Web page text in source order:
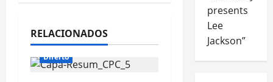
RELACIONADOS
Direito
presents
Lee
Jackson”